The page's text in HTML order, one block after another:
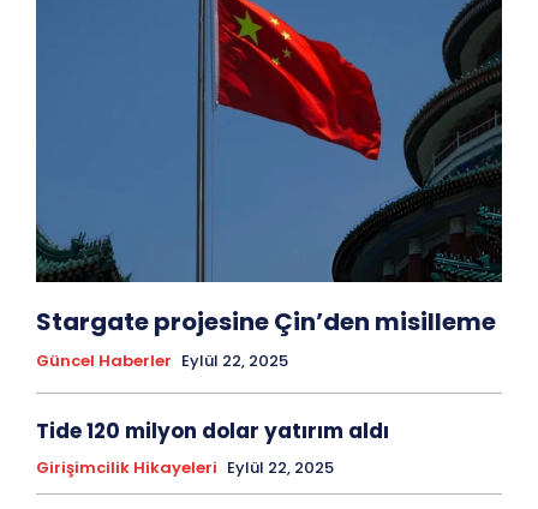
Stargate projesine Çin’den misilleme
Güncel Haberler Eylül 22, 2025
Tide 120 milyon dolar yatırım aldı
Girişimcilik Hikayeleri Eylül 22, 2025